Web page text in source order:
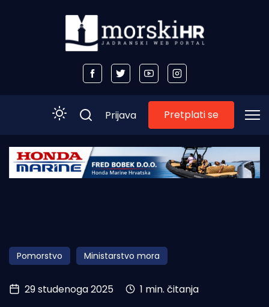
Početna
Obala
Otoci
Turizam i nautika
Prijava Pretplati se
Pomorstvo Ministarstvo mora
29 studenoga 2025 1 min. čitanja